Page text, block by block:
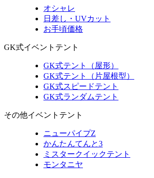
オシャレ
日差し・UVカット
お手頃価格
GK式イベントテント
GK式テント（屋形）
GK式テント（片屋根型）
GK式スピードテント
GK式ランダムテント
その他イベントテント
ニューパイプZ
かんたんてんと3
ミスタークイックテント
モンタニヤ